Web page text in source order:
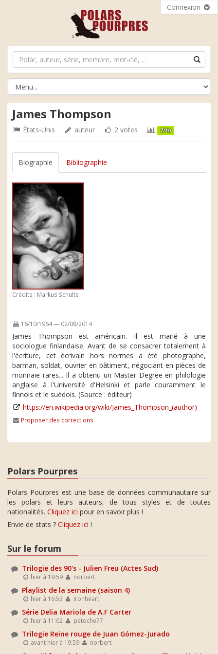
Connexion
James Thompson
États-Unis auteur 2 votes 7/10
Biographie Bibliographie
Crédits : Markus Schulte
16/10/1964 — 02/08/2014
James Thompson est américain. Il est marié à une
sociologue finlandaise. Avant de se consacrer totalement à
l'écriture, cet écrivain hors normes a été photographe,
barman, soldat, ouvrier en bâtiment, négociant en pièces de
monnaie rares... Il a obtenu un Master Degree en philologie
anglaise à l'Université d'Helsinki et parle couramment le
finnois et le suédois. (Source : éditeur)
https://en.wikipedia.org/wiki/James_Thompson_(author)
Proposer des corrections
Polars Pourpres
Polars Pourpres est une base de données communautaire sur
les polars et leurs auteurs, de tous styles et de toutes
nationalités. Cliquez ici pour en savoir plus !
Envie de stats ? Cliquez ici !
Sur le forum
Trilogie des 90's - Julien Freu (Actes Sud)
hier à 19:59 norbert
Playlist de la semaine (saison 4)
hier à 16:53 Ironheart
Série Delia Mariola de A.F Carter
hier à 11:02 patoche77
Trilogie Reine rouge de Juan Gómez-Jurado
avant hier à 19:59 norbert